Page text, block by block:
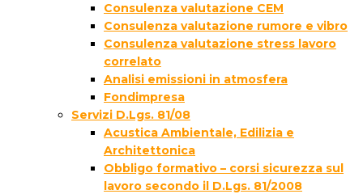
Consulenza valutazione CEM
Consulenza valutazione rumore e vibro
Consulenza valutazione stress lavoro
correlato
Analisi emissioni in atmosfera
Fondimpresa
Servizi D.Lgs. 81/08
Acustica Ambientale, Edilizia e
Architettonica
Obbligo formativo – corsi sicurezza sul
lavoro secondo il D.Lgs. 81/2008